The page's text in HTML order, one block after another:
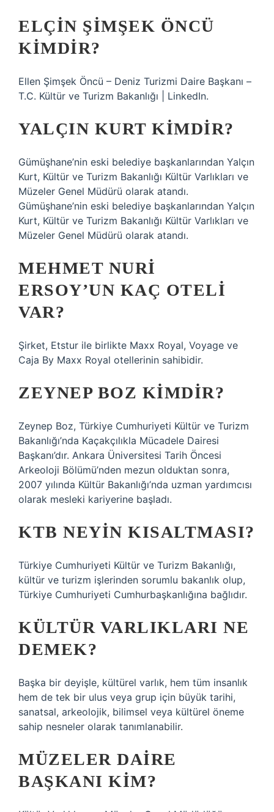
ELÇIN ŞIMŞEK ÖNCÜ
KIMDIR?
Ellen Şimşek Öncü – Deniz Turizmi Daire Başkanı – ​​
T.C. Kültür ve Turizm Bakanlığı | LinkedIn.
YALÇIN KURT KIMDIR?
Gümüşhane’nin eski belediye başkanlarından Yalçın
Kurt, Kültür ve Turizm Bakanlığı Kültür Varlıkları ve
Müzeler Genel Müdürü olarak atandı.
Gümüşhane’nin eski belediye başkanlarından Yalçın
Kurt, Kültür ve Turizm Bakanlığı Kültür Varlıkları ve
Müzeler Genel Müdürü olarak atandı.
MEHMET NURI
ERSOY’UN KAÇ OTELI
VAR?
Şirket, Etstur ile birlikte Maxx Royal, Voyage ve
Caja By Maxx Royal otellerinin sahibidir.
ZEYNEP BOZ KIMDIR?
Zeynep Boz, Türkiye Cumhuriyeti Kültür ve Turizm
Bakanlığı’nda Kaçakçılıkla Mücadele Dairesi
Başkanı’dır. Ankara Üniversitesi Tarih Öncesi
Arkeoloji Bölümü’nden mezun olduktan sonra,
2007 yılında Kültür Bakanlığı’nda uzman yardımcısı
olarak mesleki kariyerine başladı.
KTB NEYIN KISALTMASI?
Türkiye Cumhuriyeti Kültür ve Turizm Bakanlığı,
kültür ve turizm işlerinden sorumlu bakanlık olup,
Türkiye Cumhuriyeti Cumhurbaşkanlığına bağlıdır.
KÜLTÜR VARLIKLARI NE
DEMEK?
Başka bir deyişle, kültürel varlık, hem tüm insanlık
hem de tek bir ulus veya grup için büyük tarihi,
sanatsal, arkeolojik, bilimsel veya kültürel öneme
sahip nesneler olarak tanımlanabilir.
MÜZELER DAIRE
BAŞKANI KIM?